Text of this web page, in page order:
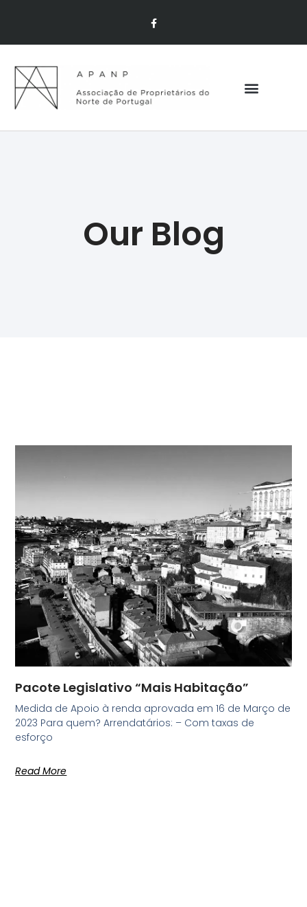
Our Blog
Pacote Legislativo “Mais Habitação”
Medida de Apoio à renda aprovada em 16 de Março de
2023 Para quem? Arrendatários: – Com taxas de
esforço
Read More